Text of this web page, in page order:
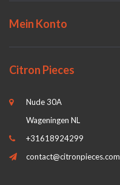
Mein Konto
Citron Pieces
Nude 30A
Wageningen NL
+31618924299
contact@citronpieces.com